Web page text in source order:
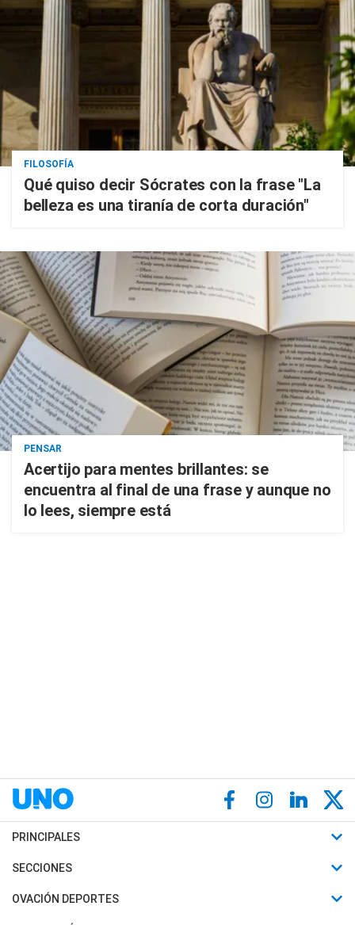
FILOSOFÍA
Qué quiso decir Sócrates con la frase "La
belleza es una tiranía de corta duración"
PENSAR
Acertijo para mentes brillantes: se
encuentra al final de una frase y aunque no
lo lees, siempre está
PRINCIPALES
Últimas Noticias
Política
SECCIONES
Horóscopo
OVACIÓN DEPORTES